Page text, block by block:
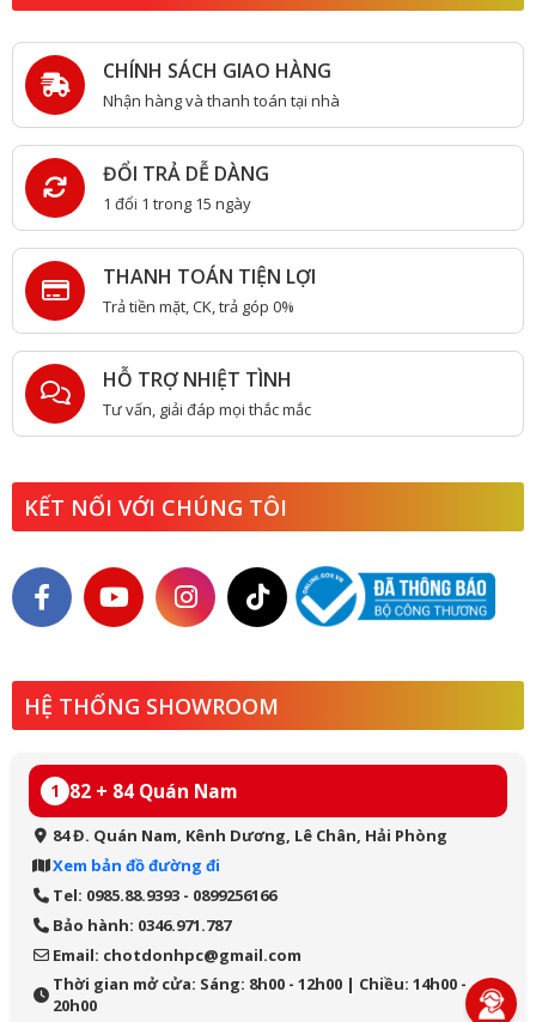
CHÍNH SÁCH GIAO HÀNG
Nhận hàng và thanh toán tại nhà
ĐỔI TRẢ DỄ DÀNG
1 đổi 1 trong 15 ngày
THANH TOÁN TIỆN LỢI
Trả tiền mặt, CK, trả góp 0%
HỖ TRỢ NHIỆT TÌNH
Tư vấn, giải đáp mọi thắc mắc
KẾT NỐI VỚI CHÚNG TÔI
HỆ THỐNG SHOWROOM
1 82 + 84 Quán Nam
84 Đ. Quán Nam, Kênh Dương, Lê Chân, Hải Phòng
Xem bản đồ đường đi
Tel: 0985.88.9393 - 0899256166
Bảo hành: 0346.971.787
Email: chotdonhpc@gmail.com
Thời gian mở cửa: Sáng: 8h00 - 12h00 | Chiều: 14h00 -
20h00